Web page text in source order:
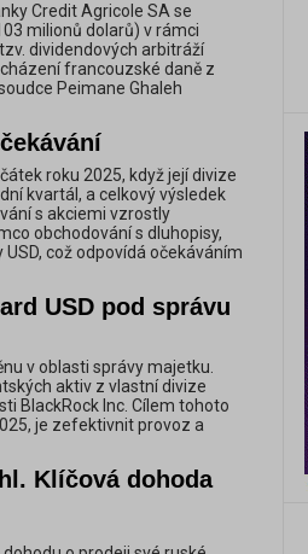
Credit Agricole SA se
milionů dolarů) v rámci
dividendových arbitráží
francouzské daně z
Peimane Ghaleh
roku 2025, když její divize
kvartál, a celkový výsledek
s akciemi vzrostly
obchodování s dluhopisy,
což odpovídá očekáváním
USD pod správu
v oblasti správy majetku.
aktiv z vlastní divize
BlackRock Inc. Cílem tohoto
je zefektivnit provoz a
Klíčová dohoda